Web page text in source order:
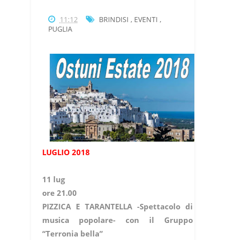
11:12 BRINDISI , EVENTI ,
PUGLIA
LUGLIO 2018
11 lug
ore 21.00
PIZZICA E TARANTELLA -Spettacolo di
musica popolare- con il Gruppo
“Terronia bella”